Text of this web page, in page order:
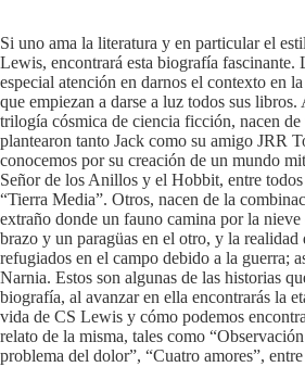
Si uno ama la literatura y en particular el
Lewis, encontrará esta biografía fascinante.
especial atención en darnos el contexto en
que empiezan a darse a luz todos sus
trilogía cósmica de ciencia ficción, nacen de
plantearon tanto Jack como su amigo JRR
conocemos por su creación de un mundo
Señor de los Anillos y el Hobbit, entre todos
“Tierra Media”. Otros, nacen de la
extraño donde un fauno camina por la nieve
brazo y un paragüas en el otro, y la realidad
refugiados en el campo debido a la guerra;
Narnia. Estos son algunas de las historias
biografía, al avanzar en ella encontrarás la
vida de CS Lewis y cómo podemos
relato de la misma, tales como
problema del dolor”, “Cuatro amores”,